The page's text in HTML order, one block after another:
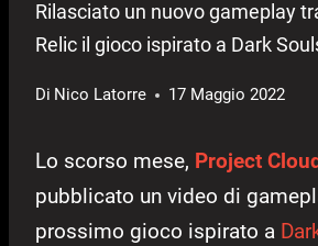
Rilasciato un nuovo gameplay
Relic il gioco ispirato a Dark
Di Nico Latorre 17 Maggio 2022
Lo scorso mese, Project
pubblicato un video di
prossimo gioco ispirato a